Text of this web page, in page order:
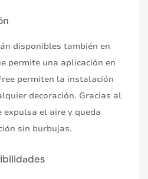
disponibles también en
permite una aplicación en
permiten la instalación
decoración. Gracias al
expulsa el aire y queda
sin burbujas.